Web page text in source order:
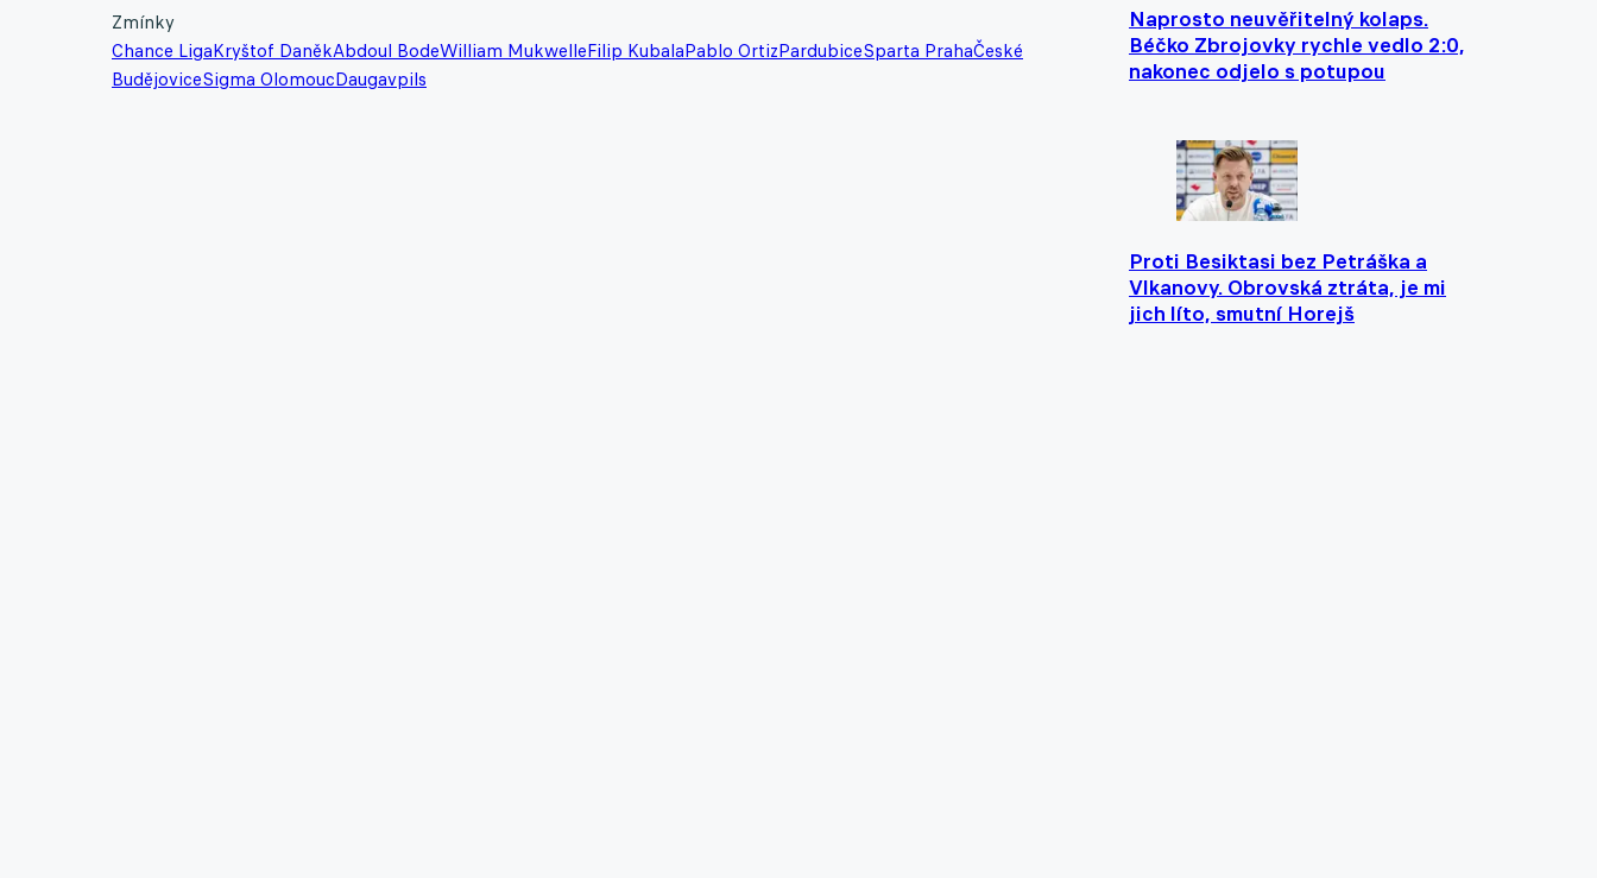
Naprosto neuvěřitelný kolaps.
Béčko Zbrojovky rychle vedlo 2:0,
nakonec odjelo s potupou
Proti Besiktasi bez Petráška a
Vlkanovy. Obrovská ztráta, je mi
jich líto, smutní Horejš
Zmínky
Chance LigaKryštof DaněkAbdoul BodeWilliam MukwelleFilip KubalaPablo OrtizPardubiceSparta PrahaČeské
BudějoviceSigma OlomoucDaugavpils